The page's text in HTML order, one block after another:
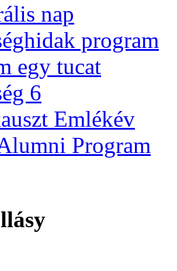
nap
program
egy tucat
6
Emlékév
Program